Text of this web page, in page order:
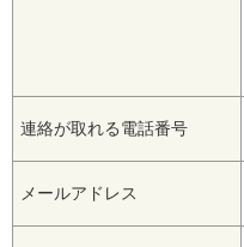
連絡が取れる電話番号
メールアドレス